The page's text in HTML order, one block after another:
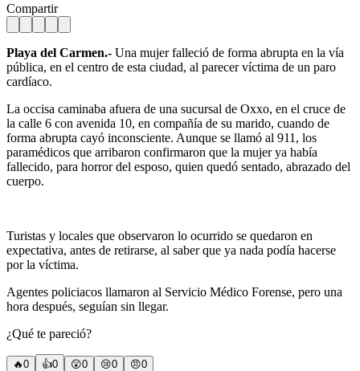
Compartir
Playa del Carmen.- Una mujer falleció de forma abrupta en la vía
pública, en el centro de esta ciudad, al parecer víctima de un paro
cardíaco.
La occisa caminaba afuera de una sucursal de Oxxo, en el cruce de
la calle 6 con avenida 10, en compañía de su marido, cuando de
forma abrupta cayó inconsciente. Aunque se llamó al 911, los
paramédicos que arribaron confirmaron que la mujer ya había
fallecido, para horror del esposo, quien quedó sentado, abrazado del
cuerpo.
Turistas y locales que observaron lo ocurrido se quedaron en
expectativa, antes de retirarse, al saber que ya nada podía hacerse
por la víctima.
Agentes policiacos llamaron al Servicio Médico Forense, pero una
hora después, seguían sin llegar.
¿Qué te pareció?
🔥0 👍0 😲0 😢0 😠0